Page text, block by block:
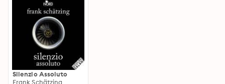
Silenzio Assoluto
Frank Schätzing